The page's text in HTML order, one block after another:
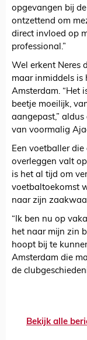
opgevangen bij
ontzettend om
direct invloed op
professional.”
Wel erkent Neres
maar inmiddels is
Amsterdam. “Het
beetje moeilijk,
aangepast,”
van voormalig
Een voetballer
overleggen valt
is het al tijd om
voetbaltoekomst
naar zijn
“Ik ben nu op
het naar mijn zin
hoopt bij te
Amsterdam die
de
Bekijk alle